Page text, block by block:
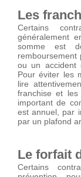
Les
Certains
généralement
somme est
remboursement
ou un accident
Pour éviter les
lire
franchise et
important de
est annuel, par
par un plafond
Le forfait
Certains